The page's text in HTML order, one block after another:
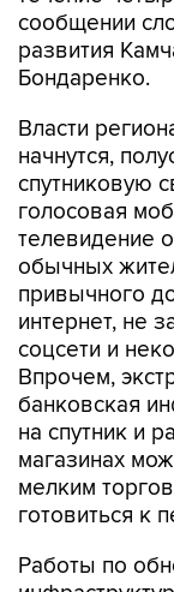
Бондаренко.
Власти
спутниковую
голосовая
телевидение
обычных
привычного
интернет, не
соцсети и
Впрочем,
банковская
на спутник и
магазинах
мелким
готовиться к
Работы по
оптической